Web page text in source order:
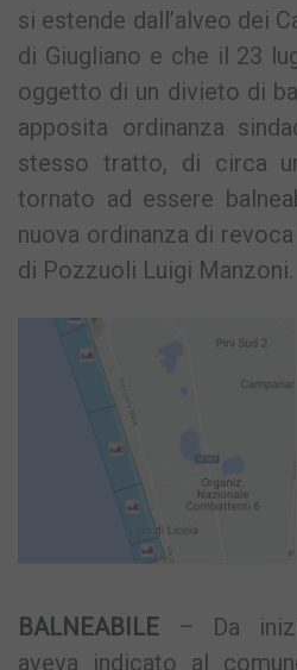
si estende dall’alveo dei
di Giugliano e che il 23
oggetto di un divieto di
apposita ordinanza
stesso tratto, di circa
tornato ad essere
nuova ordinanza di
di Pozzuoli Luigi Manzoni.
BALNEABILE – Da
aveva indicato al